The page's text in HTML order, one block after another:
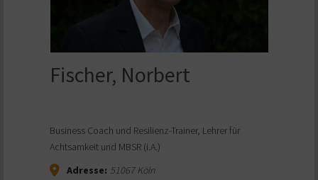
Fischer, Norbert
Business Coach und Resilienz-Trainer, Lehrer für
Achtsamkeit und MBSR (i.A.)
Adresse: 51067Köln